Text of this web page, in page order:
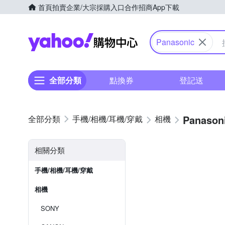
首頁拍賣企業/大宗採購入口合作招商App下載
Yahoo購物中心
Panasonic
全部分類 點換券 登記送
手機/相機/耳機/穿戴 相機
相關分類
手機/相機/耳機/穿戴
相機
SONY